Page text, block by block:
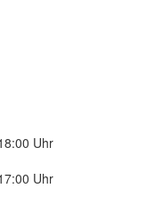
Uhr
Uhr